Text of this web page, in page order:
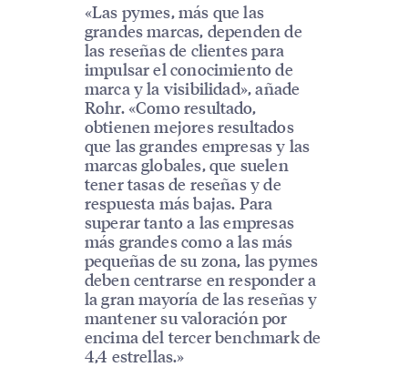
«Las pymes, más que las
grandes marcas, dependen de
las reseñas de clientes para
impulsar el conocimiento de
marca y la visibilidad», añade
Rohr. «Como resultado,
obtienen mejores resultados
que las grandes empresas y las
marcas globales, que suelen
tener tasas de reseñas y de
respuesta más bajas. Para
superar tanto a las empresas
más grandes como a las más
pequeñas de su zona, las pymes
deben centrarse en responder a
la gran mayoría de las reseñas y
mantener su valoración por
encima del tercer benchmark de
4,4 estrellas.»